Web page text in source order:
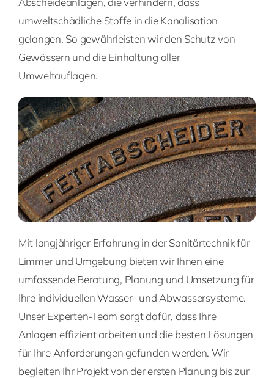
umweltschädliche Stoffe in die Kanalisation
gelangen. So gewährleisten wir den Schutz von
Gewässern und die Einhaltung aller
Umweltauflagen.
Mit langjähriger Erfahrung in der Sanitärtechnik für
Limmer und Umgebung bieten wir Ihnen eine
umfassende Beratung, Planung und Umsetzung für
Ihre individuellen Wasser- und Abwassersysteme.
Unser Experten-Team sorgt dafür, dass Ihre
Anlagen effizient arbeiten und die besten Lösungen
für Ihre Anforderungen gefunden werden. Wir
begleiten Ihr Projekt von der ersten Planung bis zur